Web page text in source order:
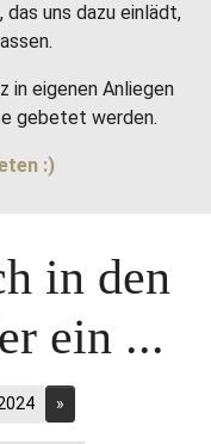
das uns dazu einlädt,
in eigenen Anliegen
gebetet werden.
:)
in den
ein ...
»